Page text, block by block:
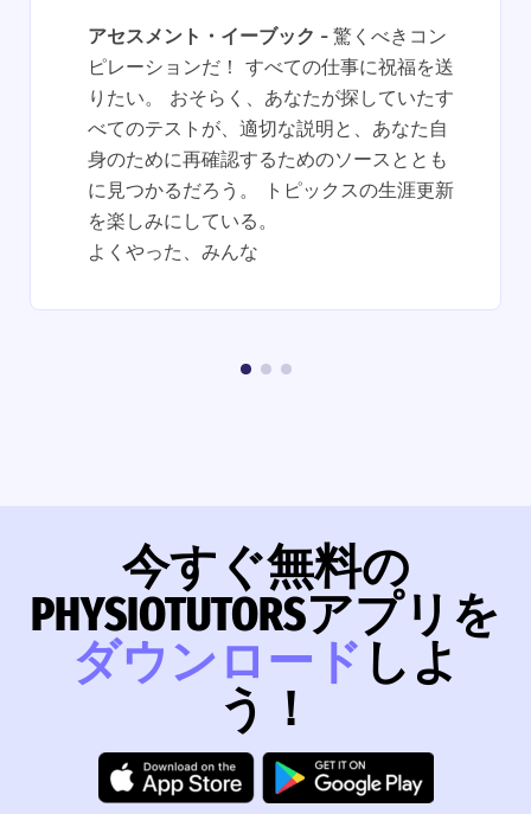
アセスメント・イーブック
驚くべきコン
ピレーションだ！ すべての仕事に祝福を送
りたい。 おそらく、あなたが探していたす
べてのテストが、適切な説明と、あなた自
身のために再確認するためのソースととも
に見つかるだろう。 トピックスの生涯更新
を楽しみにしている。
よくやった、みんな
今すぐ無料の
PHYSIOTUTORSアプリを
ダウンロード しよ
う！